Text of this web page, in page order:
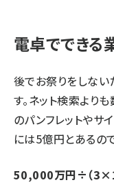
電卓でできる
後でお祭りをしな
す。ネット検索より
のパンフレットやサ
には5億円とあるの
50,000万円÷（